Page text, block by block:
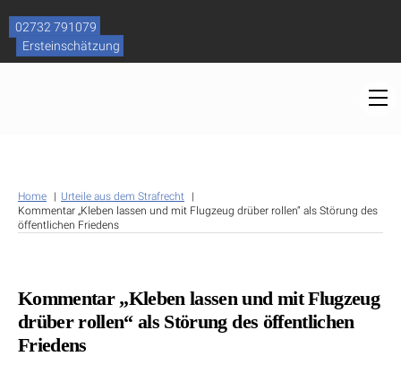
content
02732 791079
Ersteinschätzung
Home
Urteile aus dem Strafrecht
Kommentar „Kleben lassen und mit Flugzeug drüber rollen“ als Störung des
öffentlichen Friedens
Kommentar „Kleben lassen und mit Flugzeug
drüber rollen“ als Störung des öffentlichen
Friedens